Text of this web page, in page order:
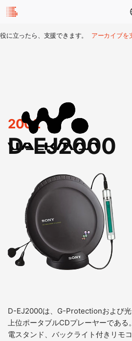
役に立ったら、支援できます。 アーカイブを
2002
D-EJ2000
D-EJ2000は、G-Protectionおよび
上位ポータブルCDプレーヤーである
電スタンド、バックライト付きリモ